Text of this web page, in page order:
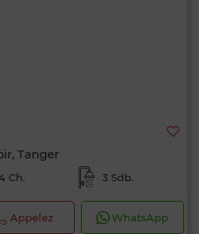
Tanger
Ch. 3 Sdb.
Appelez WhatsApp